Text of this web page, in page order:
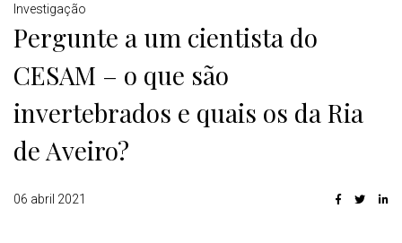
Detalhes
Investigação
Pergunte a um cientista do
CESAM – o que são
invertebrados e quais os da Ria
de Aveiro?
06 abril 2021